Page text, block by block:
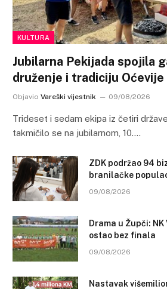
KULTURA
Jubilarna Pekijada spojila
druženje i tradiciju Oćevije
Objavio Vareški vijestnik 09/08/2026
Trideset i sedam ekipa iz četiri
takmičilo se na jubilarnom, 10.…
ZDK podržao 94
branilačke
09/08/2026
Drama u Župči:
ostao bez finala
09/08/2026
Nastavak